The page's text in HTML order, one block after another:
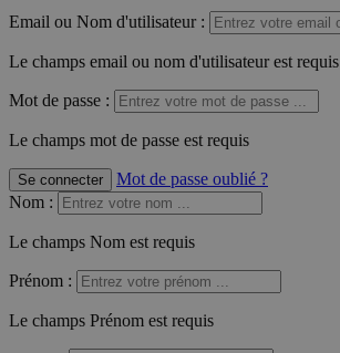
Email ou Nom d'utilisateur :
Le champs email ou nom d'utilisateur est requis
Mot de passe :
Le champs mot de passe est requis
Se connecter
Mot de passe oublié ?
Nom :
Le champs Nom est requis
Prénom :
Le champs Prénom est requis